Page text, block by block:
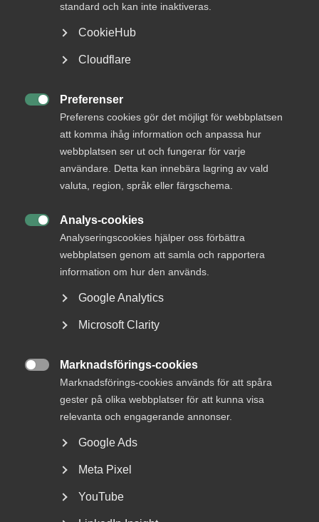
standard och kan inte inaktiveras.
CookieHub
Cloudflare
Preferenser
Preferens cookies gör det möjligt för webbplatsen
att komma ihåg information och anpassa hur
webbplatsen ser ut och fungerar för varje
användare. Detta kan innebära lagring av vald
valuta, region, språk eller färgschema.
Analys-cookies
Analyseringscookies hjälper oss förbättra
webbplatsen genom att samla och rapportera
information om hur den används.
Google Analytics
Microsoft Clarity
Marknadsförings-cookies
Marknadsförings-cookies används för att spåra
gester på olika webbplatser för att kunna visa
relevanta och engagerande annonser.
Google Ads
Meta Pixel
YouTube
Cookie-inställningar
Status
Under bearbetning
Arbetsmarknadsdepartementet
12 augusti 2016
Jobb & karriär
Om Almega
Bli medlem
Rådgivning, hjälp och
Rådgivning och hjälp
Kontakta Almega
Arbetsgivarguiden